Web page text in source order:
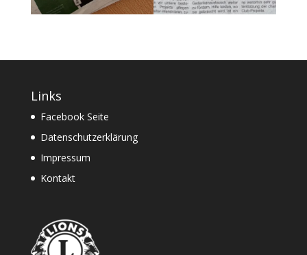
Links
Facebook Seite
Datenschutzerklärung
Impressum
Kontakt